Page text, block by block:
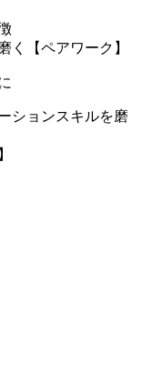
く【ペアワーク】
ションスキルを磨